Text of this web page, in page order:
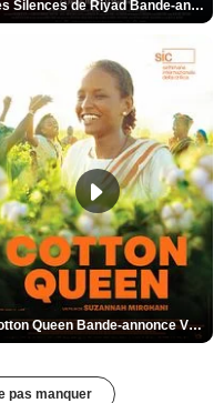
Les Silences de Riyad Bande-annonce VO STFR
Cotton Queen Bande-annonce VO STFR
pas manquer